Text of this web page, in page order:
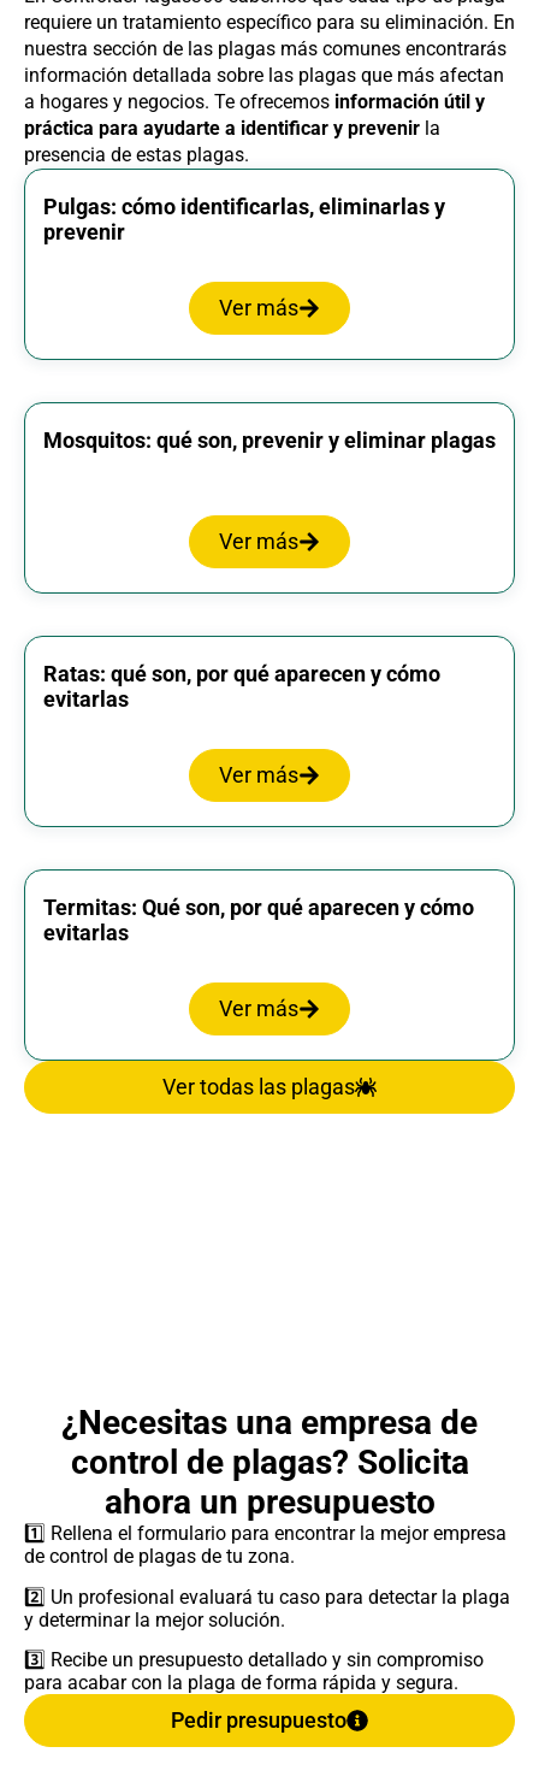
requiere un tratamiento específico para su eliminación. En
nuestra sección de las plagas más comunes encontrarás
información detallada sobre las plagas que más afectan
a hogares y negocios. Te ofrecemos información útil y
práctica para ayudarte a identificar y prevenir la
presencia de estas plagas.
Pulgas: cómo identificarlas, eliminarlas y
prevenir
Ver más
Mosquitos: qué son, prevenir y eliminar plagas
Ver más
Ratas: qué son, por qué aparecen y cómo
evitarlas
Ver más
Termitas: Qué son, por qué aparecen y cómo
evitarlas
Ver más
Ver todas las plagas
¿Necesitas una empresa de
control de plagas? Solicita
ahora un presupuesto
1️⃣ Rellena el formulario para encontrar la mejor empresa
de control de plagas de tu zona.
2️⃣ Un profesional evaluará tu caso para detectar la plaga
y determinar la mejor solución.
3️⃣ Recibe un presupuesto detallado y sin compromiso
para acabar con la plaga de forma rápida y segura.
Pedir presupuesto